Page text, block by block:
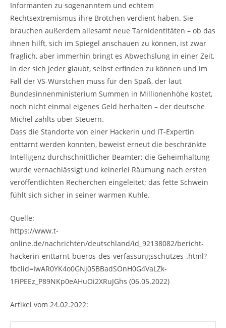
Informanten zu sogenanntem und echtem
Rechtsextremismus ihre Brötchen verdient haben. Sie
brauchen außerdem allesamt neue Tarnidentitäten – ob das
ihnen hilft, sich im Spiegel anschauen zu können, ist zwar
fraglich, aber immerhin bringt es Abwechslung in einer Zeit,
in der sich jeder glaubt, selbst erfinden zu können und im
Fall der VS-Würstchen muss für den Spaß, der laut
Bundesinnenministerium Summen in Millionenhöhe kostet,
noch nicht einmal eigenes Geld herhalten – der deutsche
Michel zahlts über Steuern.
Dass die Standorte von einer Hackerin und IT-Expertin
enttarnt werden konnten, beweist erneut die beschränkte
Intelligenz durchschnittlicher Beamter; die Geheimhaltung
wurde vernachlässigt und keinerlei Räumung nach ersten
veröffentlichten Recherchen eingeleitet; das fette Schwein
fühlt sich sicher in seiner warmen Kuhle.
Quelle:
https://www.t-
online.de/nachrichten/deutschland/id_92138082/bericht-
hackerin-enttarnt-bueros-des-verfassungsschutzes-.html?
fbclid=IwAR0YK4o0GNj05BBadSOnH0G4VaLZk-
1FiPEEz_P89NKp0eAHuOi2XRuJGhs (06.05.2022)
Artikel vom 24.02.2022: